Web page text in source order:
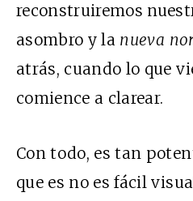
reconstruiremos
asombro y la nueva
atrás, cuando lo que
comience a clarear.
Con todo, es tan
que es no es fácil